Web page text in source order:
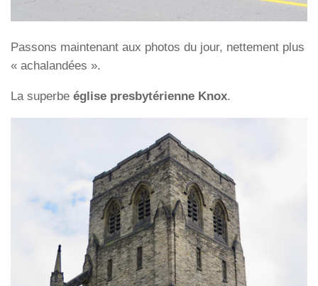
Passons maintenant aux photos du jour, nettement plus
« achalandées ».
La superbe église presbytérienne Knox.